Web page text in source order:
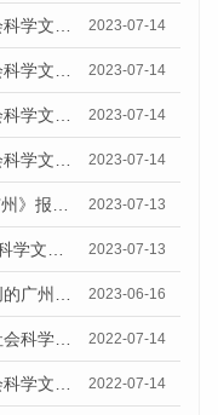
7月12日《新快报》报道我院与社会科学文献出版社联合发布的《广州蓝皮书：广州经济发展报告（2023）》的媒体文章 2023-07-14
7月12日《南方网》报道我院与社会科学文献出版社联合发布了《广州蓝皮书：广州经济发展报告（2023）》的媒体文章 2023-07-14
7月13日《强国号》报道我院与社会科学文献出版社联合发布了《广州蓝皮书：广州城乡融合发展报告（2023）》的媒体文章 2023-07-14
7月12日《粤学习》报道我院与社会科学文献出版社联合发布的《广州蓝皮书：广州经济发展报告（2023）》媒体文章 2023-07-14
7月12日《南方都市报APP • 南都广州》报道我院与社会科学文献出版社联合发布《广州蓝皮书：广州经济发展报告（2023）》的媒体文章 2023-07-13
7月12日《南方+》报道我院与社会科学文献出版社联合发布的《广州蓝皮书：广州经济发展报告（2023）》的媒体文章 2023-07-13
5月30日《广州财政》报道我院研创的广州蓝皮书系列斩获全国第十三届优秀皮书奖3项大奖的媒体文章 2023-06-16
7月12日《湾区财经》报道我院和社会科学文献出版社联合发布的《广州蓝皮书：广州数字经济发展报告（2022）》的媒体文章 2022-07-14
7月12日《大洋网》报道我院和社会科学文献出版社联合发布的《广州蓝皮书：广州数字经济发展报告（2022）》的媒体文章 2022-07-14